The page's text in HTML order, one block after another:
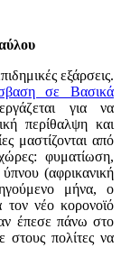
εξάρσεις.
σε Βασικά
για να
περίθαλψη και
μαστίζονται από
φυματίωση,
(αφρικανική
μήνα, ο
τον νέο κορονοϊό
έπεσε πάνω στο
στους πολίτες να